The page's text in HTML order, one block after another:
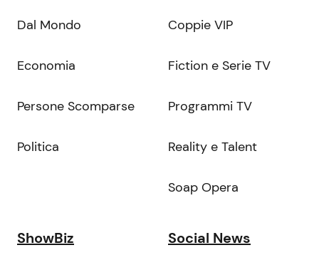
Dal Mondo
Economia
Persone Scomparse
Politica
Coppie VIP
Fiction e Serie TV
Programmi TV
Reality e Talent
Soap Opera
ShowBiz Social News